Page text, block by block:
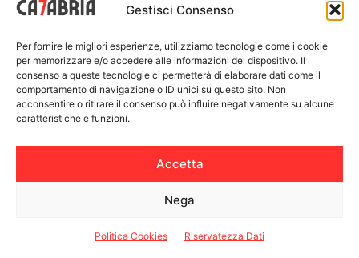
Gestisci Consenso
Per fornire le migliori esperienze, utilizziamo tecnologie come i cookie
per memorizzare e/o accedere alle informazioni del dispositivo. Il
consenso a queste tecnologie ci permetterà di elaborare dati come il
comportamento di navigazione o ID unici su questo sito. Non
acconsentire o ritirare il consenso può influire negativamente su alcune
caratteristiche e funzioni.
Accetta
Nega
Politica Cookies Riservatezza Dati
Redazione
IL CONFRONTO
La nuova città universitaria prende
forma a Reggio Calabria: progetto di
rigenerazione per la Mediterranea